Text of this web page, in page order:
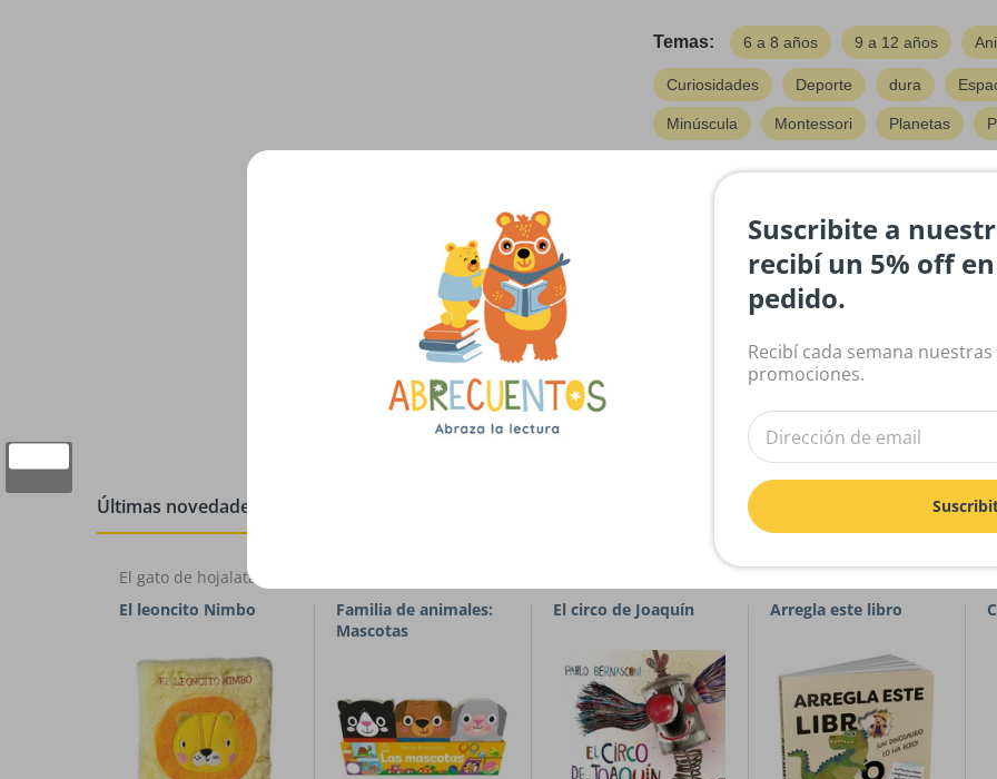
Temas: 6 a 8 años 9 a 12 años
Curiosidades Deporte dura
Minúscula Montessori Planetas
Reseñas de Clientes
Sé el primero en escribir una reseña
Escribir una reseña
Últimas novedades
El gato de hojalata
El leoncito Nimbo
Familia de animales:
Mascotas
El circo de Joaquín
Arregla este libro
Suscribite a
recibí un 5% off
pedido.
Recibí cada semana
promociones.